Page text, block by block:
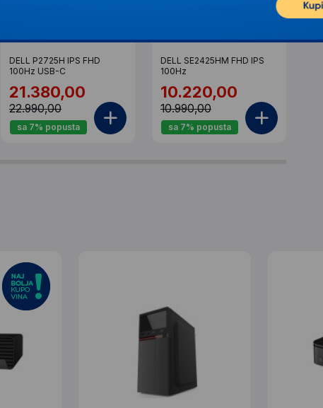
DELL P2725H IPS FHD
100Hz USB-C
21.380,00
22.990,00
sa 7% popusta
DELL SE2425HM FHD IPS
100Hz
10.220,00
10.990,00
sa 7% popusta